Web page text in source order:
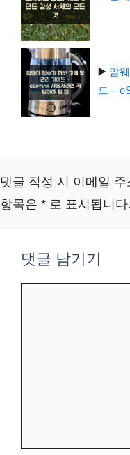
▶️ 암
드 –
댓글 작성 시 이메일
항목은 * 로 표시됩니다.
댓글 남기기